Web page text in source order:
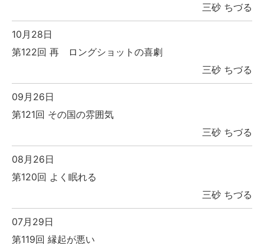
三砂 ちづる
10月28日
第122回 再 ロングショットの喜劇
三砂 ちづる
09月26日
第121回 その国の雰囲気
三砂 ちづる
08月26日
第120回 よく眠れる
三砂 ちづる
07月29日
第119回 縁起が悪い